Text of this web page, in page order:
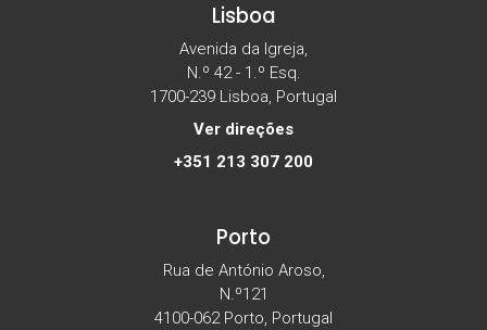
Lisboa
Avenida da Igreja,
N.º 42 - 1.º Esq.
1700-239 Lisboa, Portugal
Ver direções
+351 213 307 200
Porto
Rua de António Aroso,
N.º121
4100-062 Porto, Portugal